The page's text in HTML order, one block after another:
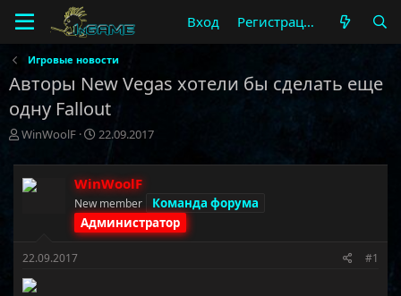
Вход Регистрация
Игровые новости
Авторы New Vegas хотели бы сделать еще
одну Fallout
А
т
о
р
ы
WinWoolF
Д
т
а
н
а
ч
22.09.2017
WinWoolF
New member
Команда форума
Администратор
22.09.2017 #1